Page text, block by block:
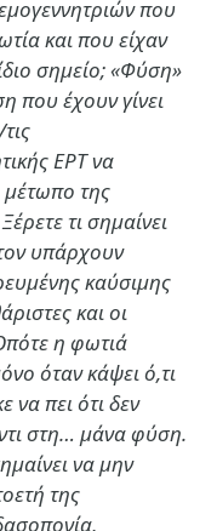
που
και που είχαν
σημείο; «Φύση»
που έχουν γίνει
ΕΡΤ να
της
τι σημαίνει
υπάρχουν
καύσιμης
και οι
η φωτιά
όταν κάψει ό,τι
να πει ότι δεν
στη… μάνα φύση.
να μην
της